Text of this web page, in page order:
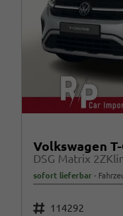
Volkswagen
DSG Matrix
sofort lieferbar
Fahrzeugnr. 114292